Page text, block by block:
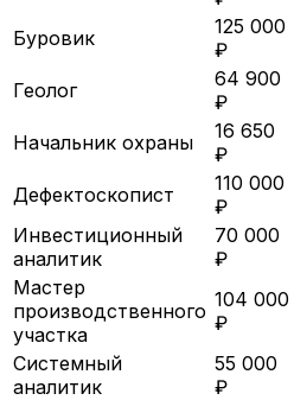
Буровик
125 000
₽
Геолог
64 900
₽
Начальник охраны
16 650
₽
Дефектоскопист
110 000
₽
Инвестиционный
аналитик
70 000
₽
Мастер
производственного
участка
104 000
₽
Системный
аналитик
55 000
₽